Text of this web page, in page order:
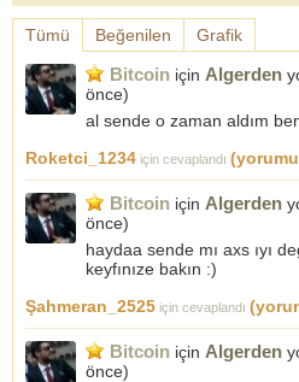
Tümü Beğenilen Grafik
Bitcoin için Algerden
önce)
al sende o zaman aldım
Roketci_1234 için cevaplandı
Bitcoin için Algerden
önce)
haydaa sende mı axs ıyı
keyfınıze bakın :)
Şahmeran_2525 için cevaplandı
Bitcoin için Algerden
önce)